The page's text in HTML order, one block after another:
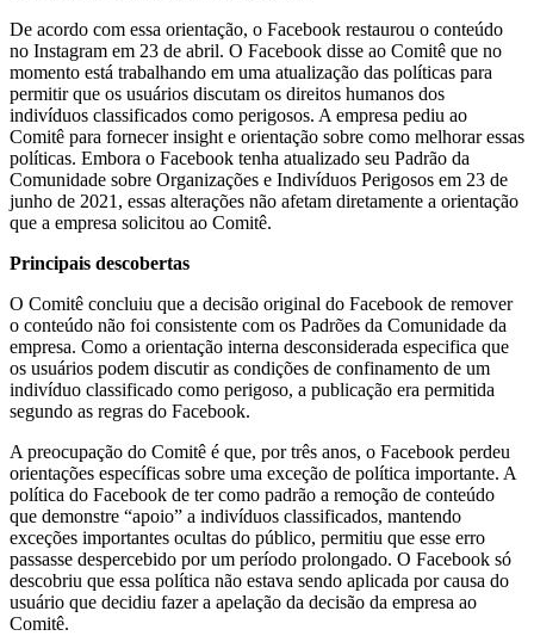
De acordo com essa orientação, o Facebook restaurou o conteúdo
no Instagram em 23 de abril. O Facebook disse ao Comitê que no
momento está trabalhando em uma atualização das políticas para
permitir que os usuários discutam os direitos humanos dos
indivíduos classificados como perigosos. A empresa pediu ao
Comitê para fornecer insight e orientação sobre como melhorar essas
políticas. Embora o Facebook tenha atualizado seu Padrão da
Comunidade sobre Organizações e Indivíduos Perigosos em 23 de
junho de 2021, essas alterações não afetam diretamente a orientação
que a empresa solicitou ao Comitê.
Principais descobertas
O Comitê concluiu que a decisão original do Facebook de remover
o conteúdo não foi consistente com os Padrões da Comunidade da
empresa. Como a orientação interna desconsiderada especifica que
os usuários podem discutir as condições de confinamento de um
indivíduo classificado como perigoso, a publicação era permitida
segundo as regras do Facebook.
A preocupação do Comitê é que, por três anos, o Facebook perdeu
orientações específicas sobre uma exceção de política importante. A
política do Facebook de ter como padrão a remoção de conteúdo
que demonstre “apoio” a indivíduos classificados, mantendo
exceções importantes ocultas do público, permitiu que esse erro
passasse despercebido por um período prolongado. O Facebook só
descobriu que essa política não estava sendo aplicada por causa do
usuário que decidiu fazer a apelação da decisão da empresa ao
Comitê.